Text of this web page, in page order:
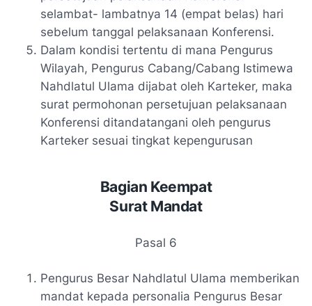
selambat- lambatnya 14 (empat belas) hari
sebelum tanggal pelaksanaan Konferensi.
Dalam kondisi tertentu di mana Pengurus
Wilayah, Pengurus Cabang/Cabang Istimewa
Nahdlatul Ulama dijabat oleh Karteker, maka
surat permohonan persetujuan pelaksanaan
Konferensi ditandatangani oleh pengurus
Karteker sesuai tingkat kepengurusan
Bagian Keempat
Surat Mandat
Pasal 6
Pengurus Besar Nahdlatul Ulama memberikan
mandat kepada personalia Pengurus Besar